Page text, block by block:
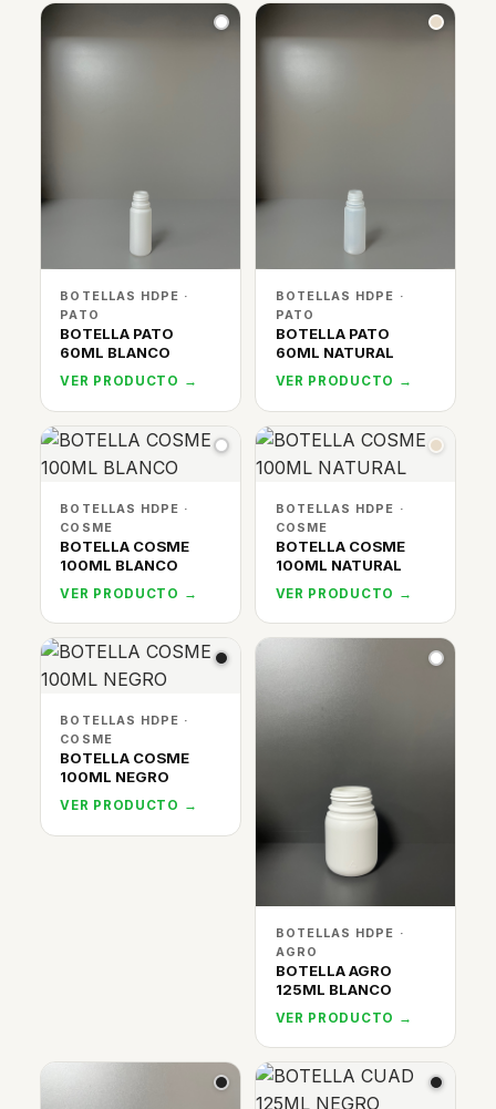
BOTELLAS HDPE ·
PATO
BOTELLA PATO
60ML BLANCO
VER PRODUCTO →
BOTELLAS HDPE ·
PATO
BOTELLA PATO
60ML NATURAL
VER PRODUCTO →
BOTELLAS HDPE ·
COSME
BOTELLA COSME
100ML BLANCO
VER PRODUCTO →
BOTELLAS HDPE ·
COSME
BOTELLA COSME
100ML NATURAL
VER PRODUCTO →
BOTELLAS HDPE ·
COSME
BOTELLA COSME
100ML NEGRO
VER PRODUCTO →
BOTELLAS HDPE ·
AGRO
BOTELLA AGRO
125ML BLANCO
VER PRODUCTO →